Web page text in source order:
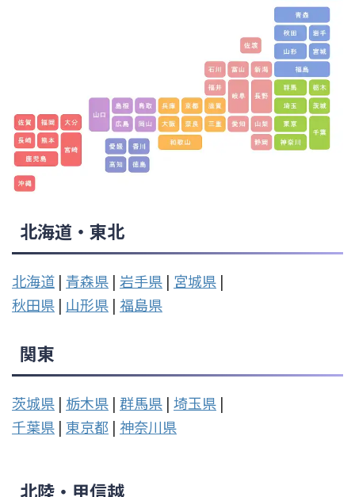
北海道・東北
北海道 | 青森県 | 岩手県 | 宮城県 |
秋田県 | 山形県 | 福島県
関東
茨城県 | 栃木県 | 群馬県 | 埼玉県 |
千葉県 | 東京都 | 神奈川県
北陸・甲信越